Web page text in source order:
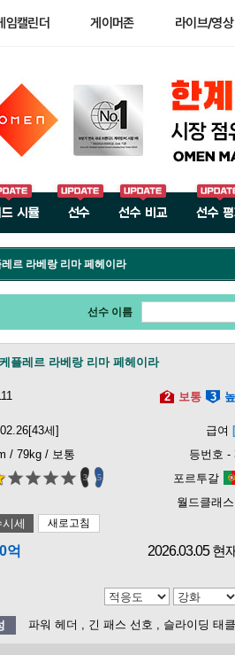
임캘린더 게이머존 라이브/영상
시뮬 선수 선수 비교 선수
르 라베랑 리마 페헤이라
선수 이름
케플레르 라베랑 리마 페헤이라
2 보통 3
세] 급여
/ 79kg / 보통
등번호 -
3 5
포르투갈
월드클래스
세
새로고침
억 2026.03.05 현
파워 헤더 , 긴 패스 선호 , 슬라이딩 태